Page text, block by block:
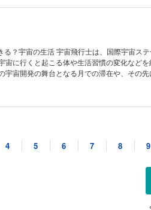
側科学教室 第24話 たくさん寝ても眠い
ミステリーツアー11 西高東低と冬の風邪
［別冊付録］2026年は観察＆撮影にチャレ
て紹介しています。 ★【特集】知っているようで
ぽがあって、いろいろな形をしています。し
がありませんが、実は「しっぽを失くした
ちで飾りつけよ
ピ！
知らない!? しっぽのヒミツ コカプレ！ 電
テム おうちや教室ですぐできる！ トッポと
形になる！ AkaDakoものづくりラボ 第5
お米 めざせ！ マスマジシャン カレンダー
ャラで飾りつけ！ KoKaクリスマスリース
？宇宙の生活 宇宙飛行士は、国際宇宙ス
宙に行くと起こる体や生活習慣の変化など
宇宙開発の舞台となる月での滞在や、その
られたり、算数に強くなるといったところ
宙の生活 最強の頭脳スポーツ 麻雀をやって
る!? の巻 トコトンチャレンジ2025 受賞者
たくさん知って、もっと会いたくなる 動
ジャンケンカツト 宇宙はドラマチック！
視（実践編） 学校でも塾でも教えてくれな
ステリー 公園を散歩すると見かけたり、食
「年縞」とは縞模様を保ったまま積み重ね
月湖と年縞博物館に伺って年縞を見てきま
を考える上でも参考になります。みなさんも
4 5 6 7 8 9